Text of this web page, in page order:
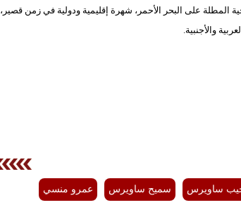
الأولى في عام 2017 بمدينة الجونة السياحية المطلة على البحر الأحمر، شهرة إقليمية ودولية في زمن قصير،
والأجنبية.
ساويرس سميح ساويرس عمرو منسي